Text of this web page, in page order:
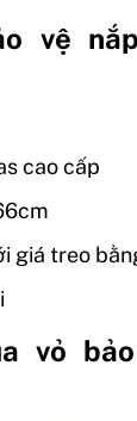
vệ
cao cấp
giá treo
vỏ